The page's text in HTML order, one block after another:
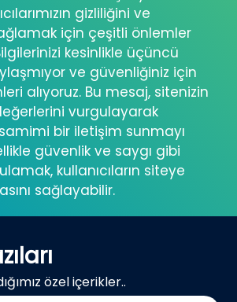
gizliliğini ve
için çeşitli önlemler
kesinlikle üçüncü
ve güvenliğiniz için
alıyoruz. Bu mesaj, sitenizin
vurgulayarak
bir iletişim sunmayı
güvenlik ve saygı gibi
kullanıcıların siteye
sağlayabilir.
özel içerikler..